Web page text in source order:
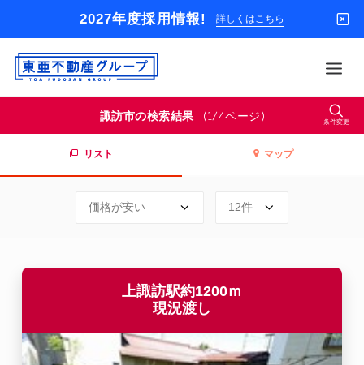
2027年度採用情報! 詳しくはこちら
借りる
お問い合わせ
東
亜
諏訪市の検索結果 (1/4ページ) 条件変更
リスト マップ
上諏訪駅約1200ｍ
現況渡し